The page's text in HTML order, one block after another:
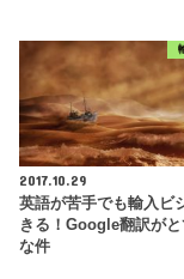
2017.10.29
英語が苦手でも輸入ビ
きる！Google翻訳がと
な件